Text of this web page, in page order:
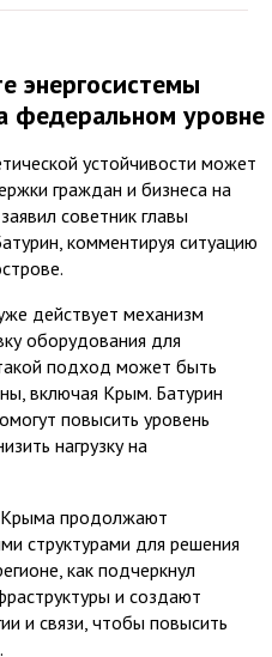
энергосистемы
федеральном уровне
устойчивости может
граждан и бизнеса на
советник главы
комментируя ситуацию
действует механизм
оборудования для
подход может быть
включая Крым. Батурин
повысить уровень
нагрузку на
Крыма продолжают
структурами для решения
как подчеркнул
и создают
и связи, чтобы повысить